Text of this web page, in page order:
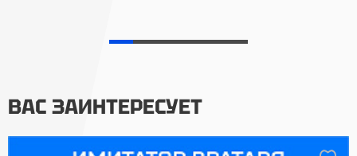
ВАС ЗАИНТЕРЕСУЕТ